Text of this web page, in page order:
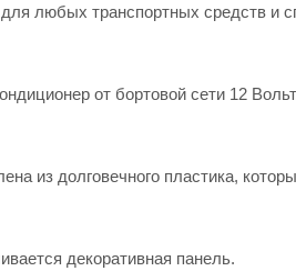
любых транспортных средств и
от бортовой сети 12
из долговечного пластика,
декоративная панель.